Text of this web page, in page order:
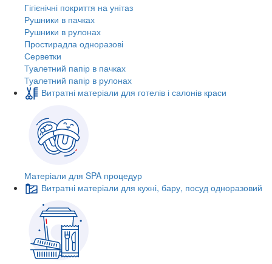
Гігієнічні покриття на унітаз
Рушники в пачках
Рушники в рулонах
Простирадла одноразові
Серветки
Туалетний папір в пачках
Туалетний папір в рулонах
Витратні матеріали для готелів і салонів краси
Матеріали для SPA процедур
Витратні матеріали для кухні, бару, посуд одноразовий